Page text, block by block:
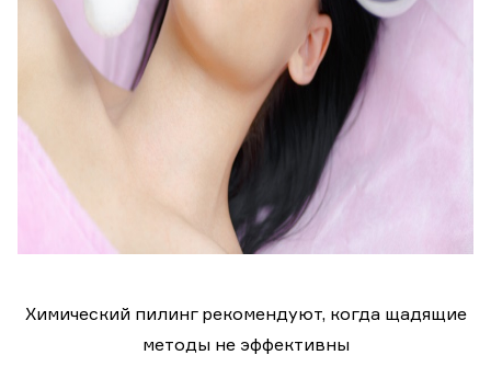
Химический пилинг рекомендуют, когда щадящие
методы не эффективны